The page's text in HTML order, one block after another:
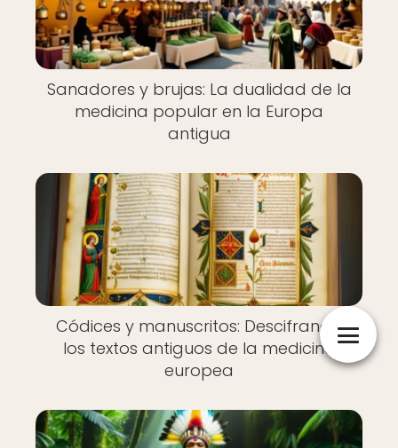
Sanadores y brujas: La dualidad de la
medicina popular en la Europa
antigua
Códices y manuscritos: Descifrando
los textos antiguos de la medicina
europea